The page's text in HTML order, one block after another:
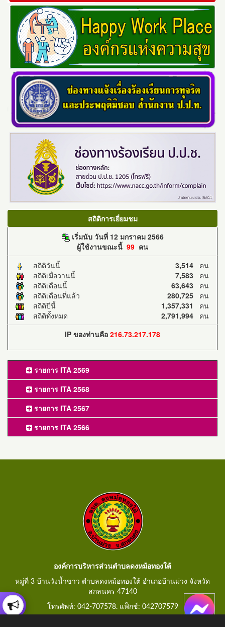
สถิติการเยี่ยมชม
เริ่มนับ วันที่ 12 มกราคม 2566
ผู้ใช้งานขณะนี้ 99 คน
สถิติวันนี้
3,514 คน
สถิติเมื่อวานนี้
7,583 คน
สถิติเดือนนี้
63,643 คน
สถิติเดือนที่แล้ว
280,725 คน
สถิติปีนี้
1,357,331 คน
สถิติทั้งหมด
2,791,994 คน
IP ของท่านคือ 216.73.217.178
รายการ ITA 2569
รายการ ITA 2568
รายการ ITA 2567
รายการ ITA 2566
องค์การบริหารส่วนตำบลดงหม้อทองใต้
หมู่ที่ 3 บ้านวังน้ำขาว ตำบลดงหม้อทองใต้ อำเภอบ้านม่วง จังหวัด
สกลนคร 47140
โทรศัพท์: 042-707578. แฟ็กช์: 042707579